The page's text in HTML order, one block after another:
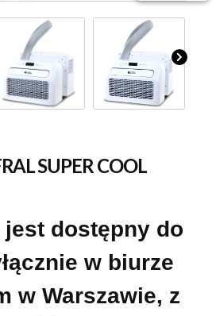
SUPER COOL
jest dostępny do
w biurze
w Warszawie, z